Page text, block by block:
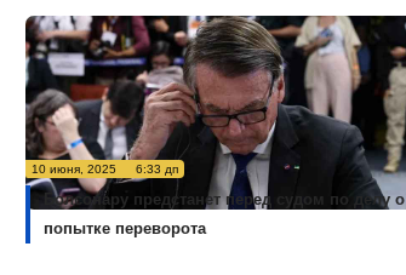
10 июня, 2025 6:33 дп
Болсонару предстанет перед судом по делу о
попытке переворота